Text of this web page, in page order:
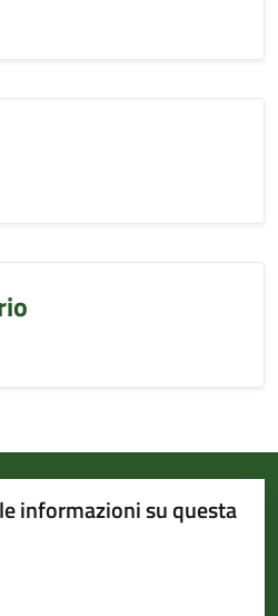
informazioni su questa